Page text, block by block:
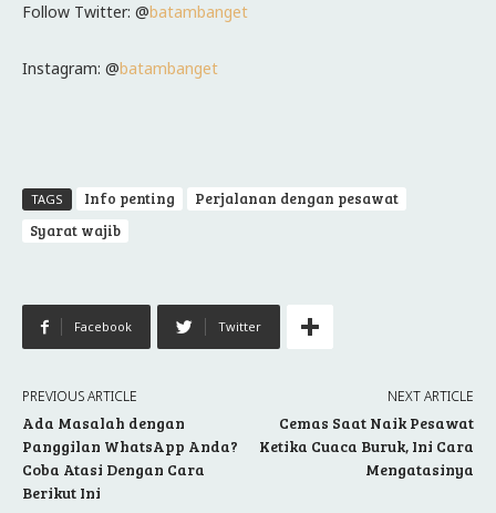
Follow Twitter: @batambanget
Instagram: @batambanget
TAGS Info penting
Perjalanan dengan pesawat
Syarat wajib
Facebook Twitter
PREVIOUS ARTICLE
Ada Masalah dengan
Panggilan WhatsApp Anda?
Coba Atasi Dengan Cara
Berikut Ini
NEXT ARTICLE
Cemas Saat Naik Pesawat
Ketika Cuaca Buruk, Ini Cara
Mengatasinya